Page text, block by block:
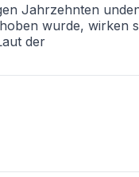
Jahrzehnten
wurde, wirken
der